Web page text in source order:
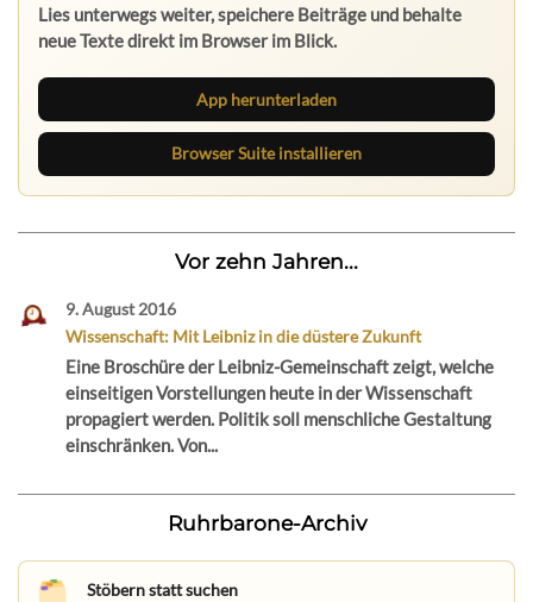
Lies unterwegs weiter, speichere Beiträge und behalte
neue Texte direkt im Browser im Blick.
App herunterladen
Browser Suite installieren
Vor zehn Jahren...
9. August 2016
Wissenschaft: Mit Leibniz in die düstere Zukunft
Eine Broschüre der Leibniz-Gemeinschaft zeigt, welche
einseitigen Vorstellungen heute in der Wissenschaft
propagiert werden. Politik soll menschliche Gestaltung
einschränken. Von...
Ruhrbarone-Archiv
Stöbern statt suchen